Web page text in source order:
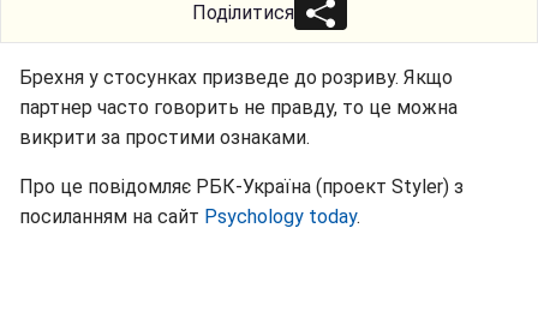
Поділитися
Брехня у стосунках призведе до розриву. Якщо
партнер часто говорить не правду, то це можна
викрити за простими ознаками.
Про це повідомляє РБК-Україна (проект Styler) з
посиланням на сайт Psychology today.